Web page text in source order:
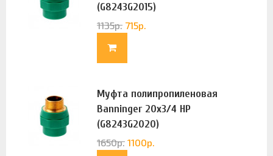
(G8243G2015)
1135р. 715р.
Муфта полипропиленовая
Banninger 20х3/4 НР
(G8243G2020)
1650р. 1100р.